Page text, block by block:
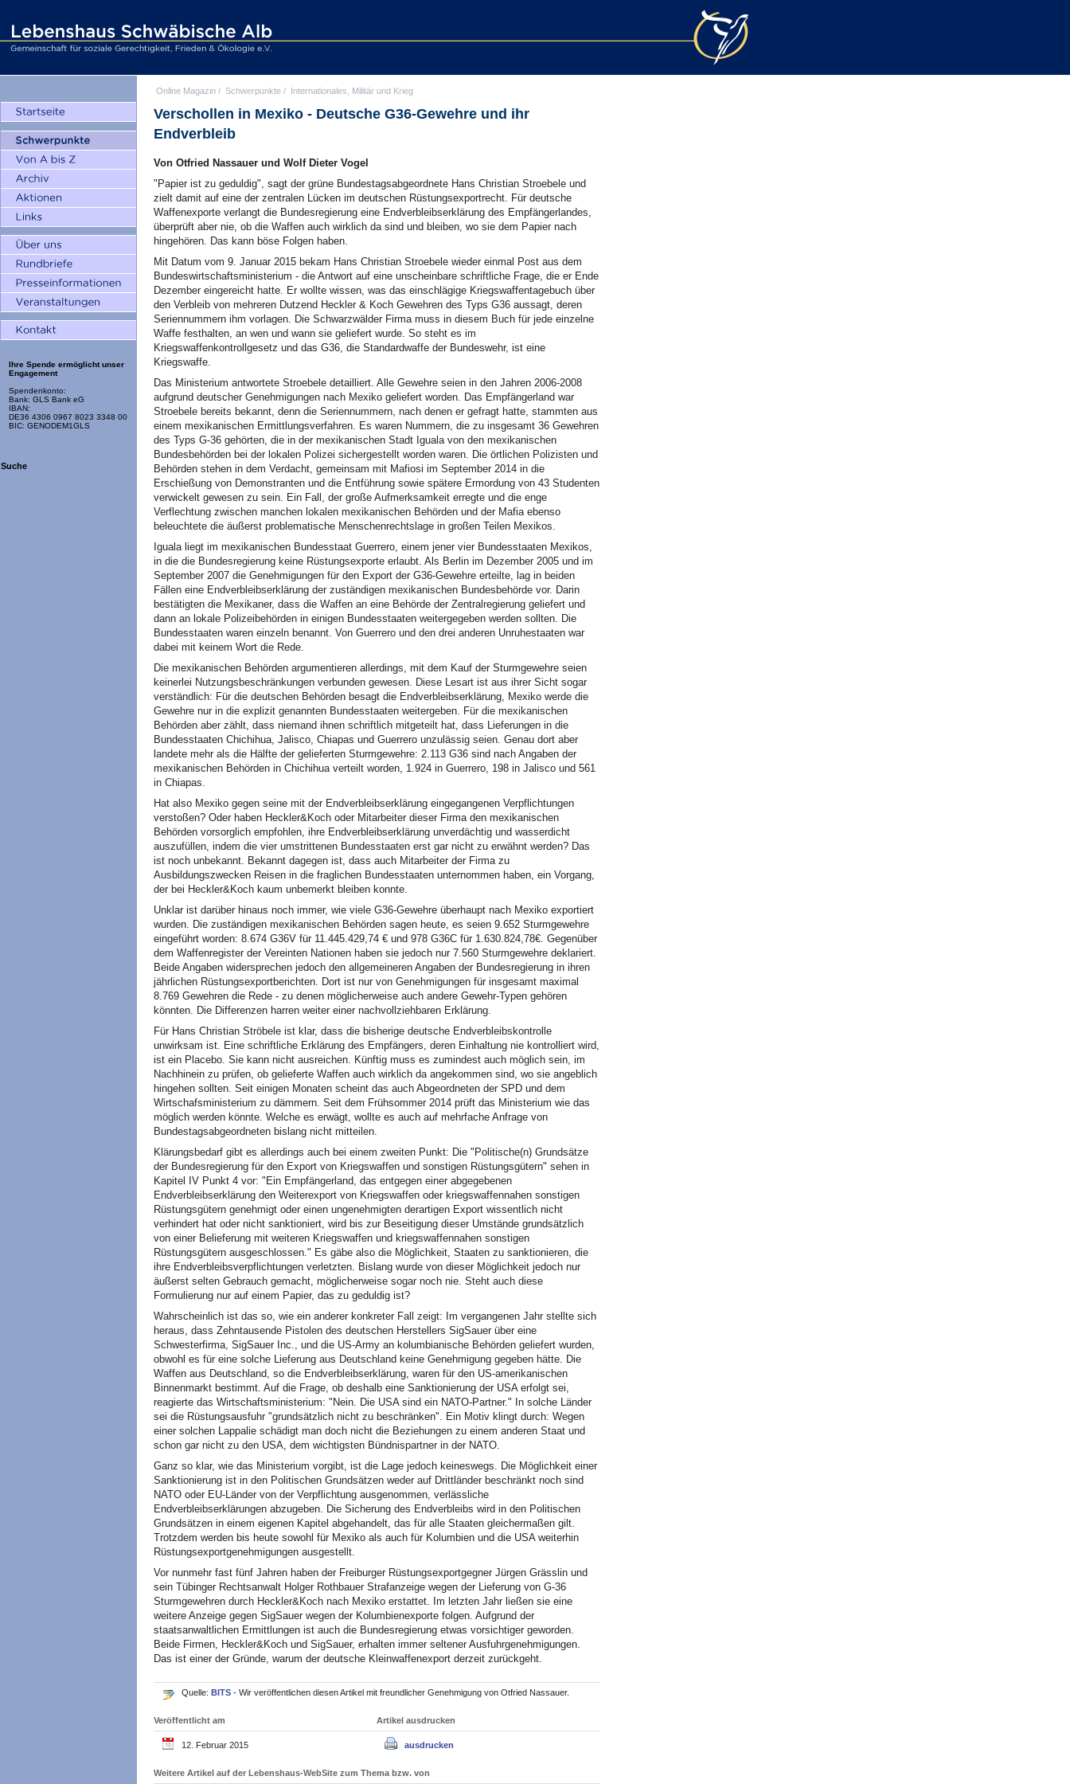
Ihre Spende ermöglicht unser
Engagement
Spendenkonto:
Bank: GLS Bank eG
IBAN:
DE36 4306 0967 8023 3348 00
BIC: GENODEM1GLS
Suche
Online Magazin / Schwerpunkte / Internationales, Militär und Krieg
Verschollen in Mexiko - Deutsche G36-Gewehre und ihr
Endverbleib
Von Otfried Nassauer und Wolf Dieter Vogel
"Papier ist zu geduldig", sagt der grüne Bundestagsabgeordnete Hans Christian Stroebele und
zielt damit auf eine der zentralen Lücken im deutschen Rüstungsexportrecht. Für deutsche
Waffenexporte verlangt die Bundesregierung eine Endverbleibserklärung des Empfängerlandes,
überprüft aber nie, ob die Waffen auch wirklich da sind und bleiben, wo sie dem Papier nach
hingehören. Das kann böse Folgen haben.
Mit Datum vom 9. Januar 2015 bekam Hans Christian Stroebele wieder einmal Post aus dem
Bundeswirtschaftsministerium - die Antwort auf eine unscheinbare schriftliche Frage, die er Ende
Dezember eingereicht hatte. Er wollte wissen, was das einschlägige Kriegswaffentagebuch über
den Verbleib von mehreren Dutzend Heckler & Koch Gewehren des Typs G36 aussagt, deren
Seriennummern ihm vorlagen. Die Schwarzwälder Firma muss in diesem Buch für jede einzelne
Waffe festhalten, an wen und wann sie geliefert wurde. So steht es im
Kriegswaffenkontrollgesetz und das G36, die Standardwaffe der Bundeswehr, ist eine
Kriegswaffe.
Das Ministerium antwortete Stroebele detailliert. Alle Gewehre seien in den Jahren 2006-2008
aufgrund deutscher Genehmigungen nach Mexiko geliefert worden. Das Empfängerland war
Stroebele bereits bekannt, denn die Seriennummern, nach denen er gefragt hatte, stammten aus
einem mexikanischen Ermittlungsverfahren. Es waren Nummern, die zu insgesamt 36 Gewehren
des Typs G-36 gehörten, die in der mexikanischen Stadt Iguala von den mexikanischen
Bundesbehörden bei der lokalen Polizei sichergestellt worden waren. Die örtlichen Polizisten und
Behörden stehen in dem Verdacht, gemeinsam mit Mafiosi im September 2014 in die
Erschießung von Demonstranten und die Entführung sowie spätere Ermordung von 43 Studenten
verwickelt gewesen zu sein. Ein Fall, der große Aufmerksamkeit erregte und die enge
Verflechtung zwischen manchen lokalen mexikanischen Behörden und der Mafia ebenso
beleuchtete die äußerst problematische Menschenrechtslage in großen Teilen Mexikos.
Iguala liegt im mexikanischen Bundesstaat Guerrero, einem jener vier Bundesstaaten Mexikos,
in die die Bundesregierung keine Rüstungsexporte erlaubt. Als Berlin im Dezember 2005 und im
September 2007 die Genehmigungen für den Export der G36-Gewehre erteilte, lag in beiden
Fällen eine Endverbleibserklärung der zuständigen mexikanischen Bundesbehörde vor. Darin
bestätigten die Mexikaner, dass die Waffen an eine Behörde der Zentralregierung geliefert und
dann an lokale Polizeibehörden in einigen Bundesstaaten weitergegeben werden sollten. Die
Bundesstaaten waren einzeln benannt. Von Guerrero und den drei anderen Unruhestaaten war
dabei mit keinem Wort die Rede.
Die mexikanischen Behörden argumentieren allerdings, mit dem Kauf der Sturmgewehre seien
keinerlei Nutzungsbeschränkungen verbunden gewesen. Diese Lesart ist aus ihrer Sicht sogar
verständlich: Für die deutschen Behörden besagt die Endverbleibserklärung, Mexiko werde die
Gewehre nur in die explizit genannten Bundesstaaten weitergeben. Für die mexikanischen
Behörden aber zählt, dass niemand ihnen schriftlich mitgeteilt hat, dass Lieferungen in die
Bundesstaaten Chichihua, Jalisco, Chiapas und Guerrero unzulässig seien. Genau dort aber
landete mehr als die Hälfte der gelieferten Sturmgewehre: 2.113 G36 sind nach Angaben der
mexikanischen Behörden in Chichihua verteilt worden, 1.924 in Guerrero, 198 in Jalisco und 561
in Chiapas.
Hat also Mexiko gegen seine mit der Endverbleibserklärung eingegangenen Verpflichtungen
verstoßen? Oder haben Heckler&Koch oder Mitarbeiter dieser Firma den mexikanischen
Behörden vorsorglich empfohlen, ihre Endverbleibserklärung unverdächtig und wasserdicht
auszufüllen, indem die vier umstrittenen Bundesstaaten erst gar nicht zu erwähnt werden? Das
ist noch unbekannt. Bekannt dagegen ist, dass auch Mitarbeiter der Firma zu
Ausbildungszwecken Reisen in die fraglichen Bundesstaaten unternommen haben, ein Vorgang,
der bei Heckler&Koch kaum unbemerkt bleiben konnte.
Unklar ist darüber hinaus noch immer, wie viele G36-Gewehre überhaupt nach Mexiko exportiert
wurden. Die zuständigen mexikanischen Behörden sagen heute, es seien 9.652 Sturmgewehre
eingeführt worden: 8.674 G36V für 11.445.429,74 € und 978 G36C für 1.630.824,78€. Gegenüber
dem Waffenregister der Vereinten Nationen haben sie jedoch nur 7.560 Sturmgewehre deklariert.
Beide Angaben widersprechen jedoch den allgemeineren Angaben der Bundesregierung in ihren
jährlichen Rüstungsexportberichten. Dort ist nur von Genehmigungen für insgesamt maximal
8.769 Gewehren die Rede - zu denen möglicherweise auch andere Gewehr-Typen gehören
könnten. Die Differenzen harren weiter einer nachvollziehbaren Erklärung.
Für Hans Christian Ströbele ist klar, dass die bisherige deutsche Endverbleibskontrolle
unwirksam ist. Eine schriftliche Erklärung des Empfängers, deren Einhaltung nie kontrolliert wird,
ist ein Placebo. Sie kann nicht ausreichen. Künftig muss es zumindest auch möglich sein, im
Nachhinein zu prüfen, ob gelieferte Waffen auch wirklich da angekommen sind, wo sie angeblich
hingehen sollten. Seit einigen Monaten scheint das auch Abgeordneten der SPD und dem
Wirtschafsministerium zu dämmern. Seit dem Frühsommer 2014 prüft das Ministerium wie das
möglich werden könnte. Welche es erwägt, wollte es auch auf mehrfache Anfrage von
Bundestagsabgeordneten bislang nicht mitteilen.
Klärungsbedarf gibt es allerdings auch bei einem zweiten Punkt: Die "Politische(n) Grundsätze
der Bundesregierung für den Export von Kriegswaffen und sonstigen Rüstungsgütern" sehen in
Kapitel IV Punkt 4 vor: "Ein Empfängerland, das entgegen einer abgegebenen
Endverbleibserklärung den Weiterexport von Kriegswaffen oder kriegswaffennahen sonstigen
Rüstungsgütern genehmigt oder einen ungenehmigten derartigen Export wissentlich nicht
verhindert hat oder nicht sanktioniert, wird bis zur Beseitigung dieser Umstände grundsätzlich
von einer Belieferung mit weiteren Kriegswaffen und kriegswaffennahen sonstigen
Rüstungsgütern ausgeschlossen." Es gäbe also die Möglichkeit, Staaten zu sanktionieren, die
ihre Endverbleibsverpflichtungen verletzten. Bislang wurde von dieser Möglichkeit jedoch nur
äußerst selten Gebrauch gemacht, möglicherweise sogar noch nie. Steht auch diese
Formulierung nur auf einem Papier, das zu geduldig ist?
Wahrscheinlich ist das so, wie ein anderer konkreter Fall zeigt: Im vergangenen Jahr stellte sich
heraus, dass Zehntausende Pistolen des deutschen Herstellers SigSauer über eine
Schwesterfirma, SigSauer Inc., und die US-Army an kolumbianische Behörden geliefert wurden,
obwohl es für eine solche Lieferung aus Deutschland keine Genehmigung gegeben hätte. Die
Waffen aus Deutschland, so die Endverbleibserklärung, waren für den US-amerikanischen
Binnenmarkt bestimmt. Auf die Frage, ob deshalb eine Sanktionierung der USA erfolgt sei,
reagierte das Wirtschaftsministerium: "Nein. Die USA sind ein NATO-Partner." In solche Länder
sei die Rüstungsausfuhr "grundsätzlich nicht zu beschränken". Ein Motiv klingt durch: Wegen
einer solchen Lappalie schädigt man doch nicht die Beziehungen zu einem anderen Staat und
schon gar nicht zu den USA, dem wichtigsten Bündnispartner in der NATO.
Ganz so klar, wie das Ministerium vorgibt, ist die Lage jedoch keineswegs. Die Möglichkeit einer
Sanktionierung ist in den Politischen Grundsätzen weder auf Drittländer beschränkt noch sind
NATO oder EU-Länder von der Verpflichtung ausgenommen, verlässliche
Endverbleibserklärungen abzugeben. Die Sicherung des Endverbleibs wird in den Politischen
Grundsätzen in einem eigenen Kapitel abgehandelt, das für alle Staaten gleichermaßen gilt.
Trotzdem werden bis heute sowohl für Mexiko als auch für Kolumbien und die USA weiterhin
Rüstungsexportgenehmigungen ausgestellt.
Vor nunmehr fast fünf Jahren haben der Freiburger Rüstungsexportgegner Jürgen Grässlin und
sein Tübinger Rechtsanwalt Holger Rothbauer Strafanzeige wegen der Lieferung von G-36
Sturmgewehren durch Heckler&Koch nach Mexiko erstattet. Im letzten Jahr ließen sie eine
weitere Anzeige gegen SigSauer wegen der Kolumbienexporte folgen. Aufgrund der
staatsanwaltlichen Ermittlungen ist auch die Bundesregierung etwas vorsichtiger geworden.
Beide Firmen, Heckler&Koch und SigSauer, erhalten immer seltener Ausfuhrgenehmigungen.
Das ist einer der Gründe, warum der deutsche Kleinwaffenexport derzeit zurückgeht.
Quelle: BITS - Wir veröffentlichen diesen Artikel mit freundlicher Genehmigung von Otfried Nassauer.
Veröffentlicht am
12. Februar 2015
Artikel ausdrucken
ausdrucken
Weitere Artikel auf der Lebenshaus-WebSite zum Thema bzw. von